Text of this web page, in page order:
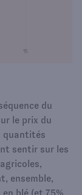
du
le prix du
quantités
sentir sur les
ensemble,
blé (et 75%